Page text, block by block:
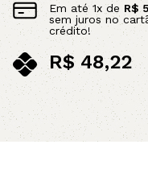
Em até1x de R$
sem juros no
crédito!
R$48,22
no pix
Adicionar ao carrinho